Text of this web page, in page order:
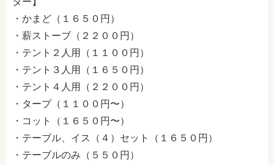
・かまど（１６５０円）
・薪ストーブ（２２００円）
・テント２人用（１１００円）
・テント３人用（１６５０円）
・テント４人用（２２００円）
・タープ（１１００円〜）
・コット（１６５０円〜）
・テーブル、イス（４）セット（１６５０円）
・テーブルのみ（５５０円）